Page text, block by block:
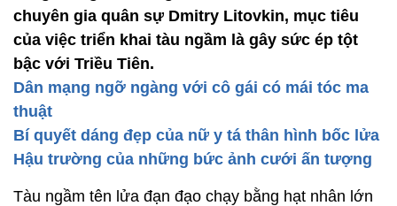
chuyên gia quân sự Dmitry Litovkin, mục tiêu
của việc triển khai tàu ngầm là gây sức ép tột
bậc với Triều Tiên.
Dân mạng ngỡ ngàng với cô gái có mái tóc ma
thuật
Bí quyết dáng đẹp của nữ y tá thân hình bốc lửa
Hậu trường của những bức ảnh cưới ấn tượng
Tàu ngầm tên lửa đạn đạo chạy bằng hạt nhân lớn